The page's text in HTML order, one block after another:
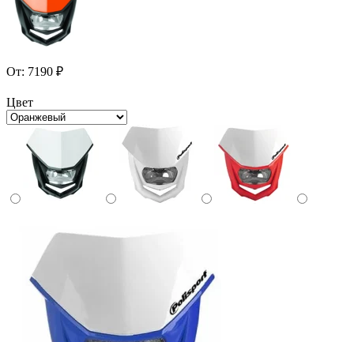
От: 7190 ₽
Цвет